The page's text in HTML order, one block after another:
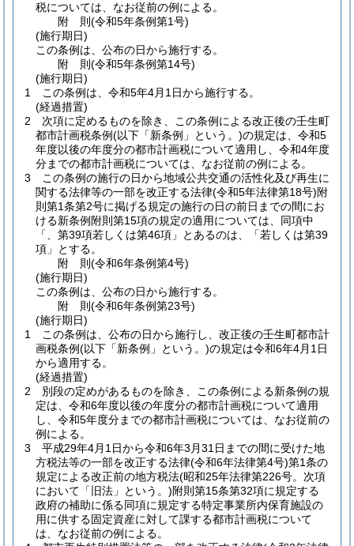
税については、なお従前の例による。
附 則(令和5年条例第1号)
(施行期日)
この条例は、公布の日から施行する。
附 則(令和5年条例第14号)
(施行期日)
1
この条例は、令和5年4月1日から施行する。
(経過措置)
2
次項に定めるものを除き、この条例による改正後の壬生町
都市計画税条例(以下「新条例」という。)の規定は、令和5
年度以後の年度分の都市計画税について適用し、令和4年度
分までの都市計画税については、なお従前の例による。
3
この条例の施行の日から地域公共交通の活性化及び再生に
関する法律等の一部を改正する法律(令和5年法律第18号)附
則第1条第2号に掲げる規定の施行の日の前日までの間にお
ける新条例附則第15項の規定の適用については、同項中
「、第39項若しくは第46項」とあるのは、「若しくは第39
項」とする。
附 則(令和6年条例第4号)
(施行期日)
この条例は、公布の日から施行する。
附 則(令和6年条例第23号)
(施行期日)
1
この条例は、公布の日から施行し、改正後の壬生町都市計
画税条例(以下「新条例」という。)の規定は令和6年4月1日
から適用する。
(経過措置)
2
別段の定めがあるものを除き、この条例による新条例の規
定は、令和6年度以後の年度分の都市計画税について適用
し、令和5年度分までの都市計画税については、なお従前の
例による。
3
平成29年4月1日から令和6年3月31日までの間に受けた地
方税法等の一部を改正する法律(令和6年法律第4号)第1条の
規定による改正前の地方税法(昭和25年法律第226号。次項
において「旧法」という。)附則第15条第32項に規定する
政府の補助に係る同項に規定する特定事業所内保育施設の
用に供する固定資産に対して課する都市計画税について
は、なお従前の例による。